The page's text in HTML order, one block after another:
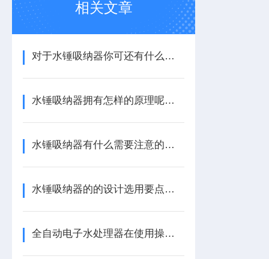
相关文章
对于水锤吸纳器你可还有什么不了解的？
水锤吸纳器拥有怎样的原理呢？瞧瞧这里！
水锤吸纳器有什么需要注意的地方吗？
水锤吸纳器的的设计选用要点是什么？
全自动电子水处理器在使用操作时一定要注意以下事项